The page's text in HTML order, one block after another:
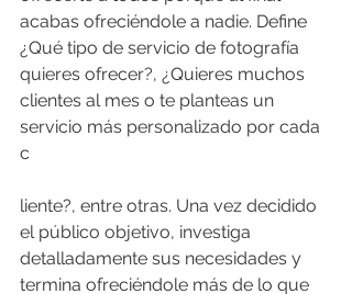
acabas ofreciéndole a nadie. Define
¿Qué tipo de servicio de fotografía
quieres ofrecer?, ¿Quieres muchos
clientes al mes o te planteas un
servicio más personalizado por cada
c
liente?, entre otras. Una vez decidido
el público objetivo, investiga
detalladamente sus necesidades y
termina ofreciéndole más de lo que